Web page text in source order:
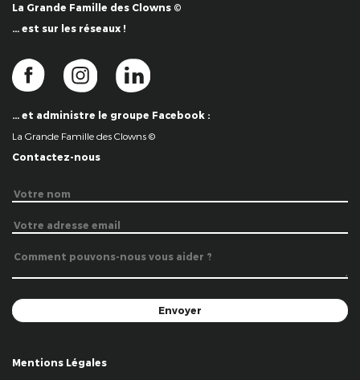
La Grande Famille des Clowns ©
… est sur les réseaux !
… et administre le groupe Facebook :
La Grande Famille des Clowns ©
Contactez-nous
Mentions Légales